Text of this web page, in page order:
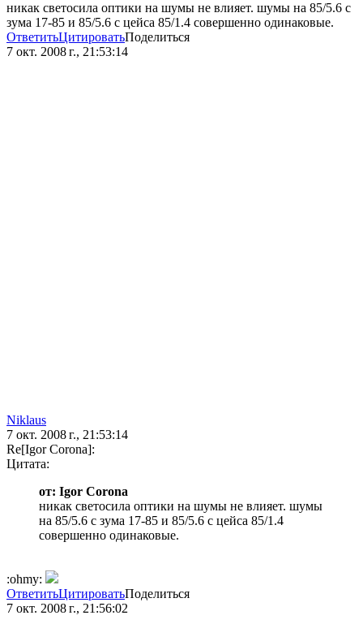
никак светосила оптики на шумы не влияет. шумы на 85/5.6 с
зума 17-85 и 85/5.6 с цейса 85/1.4 совершенно одинаковые.
ОтветитьЦитироватьПоделиться
7 окт. 2008 г., 21:53:14
Niklaus
7 окт. 2008 г., 21:53:14
Re[Igor Corona]:
Цитата:
от: Igor Corona
никак светосила оптики на шумы не влияет. шумы
на 85/5.6 с зума 17-85 и 85/5.6 с цейса 85/1.4
совершенно одинаковые.
:ohmy:
ОтветитьЦитироватьПоделиться
7 окт. 2008 г., 21:56:02